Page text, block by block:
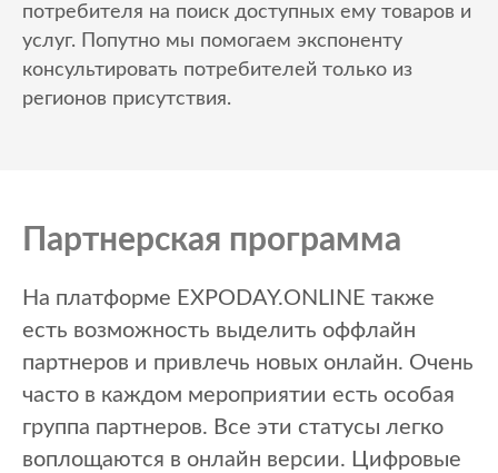
потребителя на поиск доступных ему товаров и
услуг. Попутно мы помогаем экспоненту
консультировать потребителей только из
регионов присутствия.
Партнерская программа
На платформе EXPODAY.ONLINE также
есть возможность выделить оффлайн
партнеров и привлечь новых онлайн. Очень
часто в каждом мероприятии есть особая
группа партнеров. Все эти статусы легко
воплощаются в онлайн версии. Цифровые